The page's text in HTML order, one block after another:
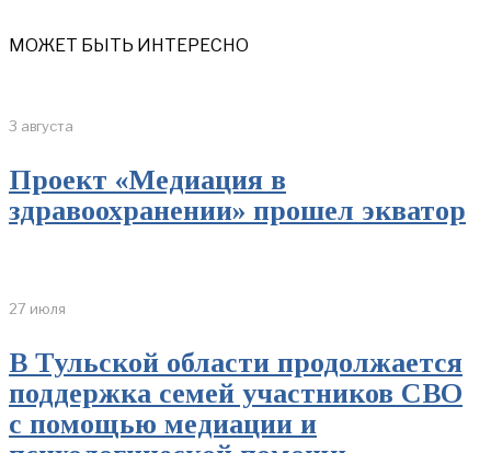
МОЖЕТ БЫТЬ ИНТЕРЕСНО
3 августа
Проект «Медиация в
здравоохранении» прошел экватор
27 июля
В Тульской области продолжается
поддержка семей участников СВО
с помощью медиации и